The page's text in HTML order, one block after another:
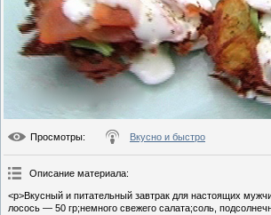
Просмотры: Вкусно и быстро
Описание материала:
<p>Вкусный и питательный завтрак для настоящих
лосось — 50 гр;немного свежего салата;соль,